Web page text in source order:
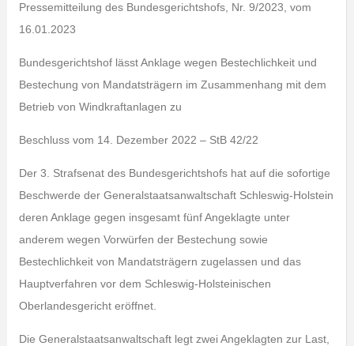
Pressemitteilung des Bundesgerichtshofs, Nr. 9/2023, vom
16.01.2023
Bundesgerichtshof lässt Anklage wegen Bestechlichkeit und
Bestechung von Mandatsträgern im Zusammenhang mit dem
Betrieb von Windkraftanlagen zu
Beschluss vom 14. Dezember 2022 – StB 42/22
Der 3. Strafsenat des Bundesgerichtshofs hat auf die sofortige
Beschwerde der Generalstaatsanwaltschaft Schleswig-Holstein
deren Anklage gegen insgesamt fünf Angeklagte unter
anderem wegen Vorwürfen der Bestechung sowie
Bestechlichkeit von Mandatsträgern zugelassen und das
Hauptverfahren vor dem Schleswig-Holsteinischen
Oberlandesgericht eröffnet.
Die Generalstaatsanwaltschaft legt zwei Angeklagten zur Last,